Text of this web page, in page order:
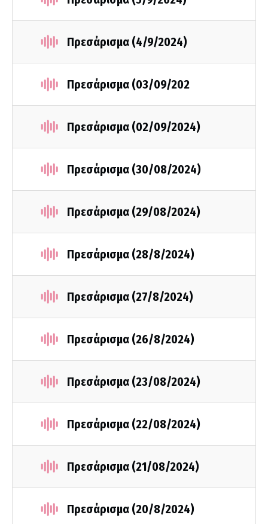
Πρεσάρισμα (4/9/2024)
Πρεσάρισμα (03/09/202
Πρεσάρισμα (02/09/2024)
Πρεσάρισμα (30/08/2024)
Πρεσάρισμα (29/08/2024)
Πρεσάρισμα (28/8/2024)
Πρεσάρισμα (27/8/2024)
Πρεσάρισμα (26/8/2024)
Πρεσάρισμα (23/08/2024)
Πρεσάρισμα (22/08/2024)
Πρεσάρισμα (21/08/2024)
Πρεσάρισμα (20/8/2024)